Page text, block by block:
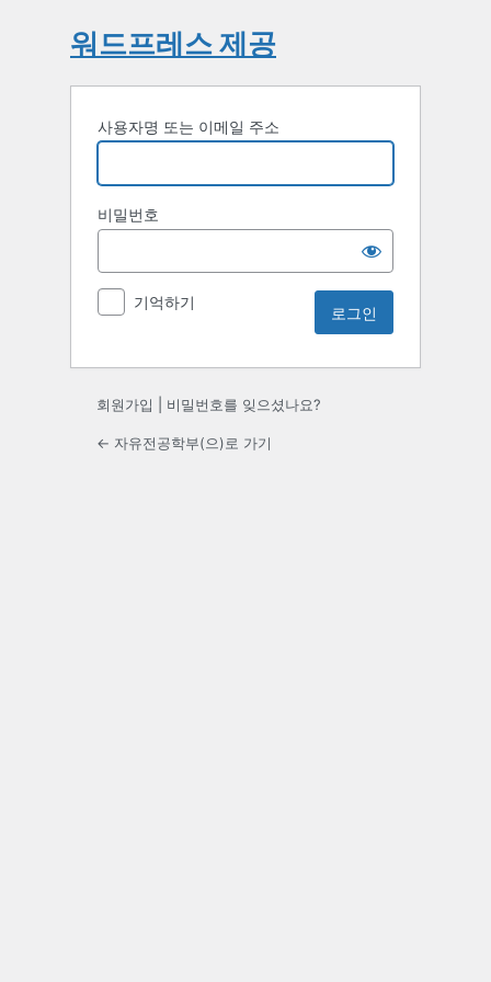
워드프레스 제공
사용자명 또는 이메일 주소
비밀번호
기억하기
회원가입 비밀번호를 잊으셨나요?
← 자유전공학부(으)로 가기